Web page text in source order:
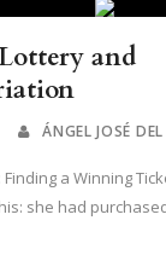
and
ÁNGEL JOSÉ
a Winning
she had